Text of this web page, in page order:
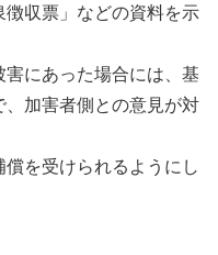
収票」などの資料を示
にあった場合には、基
加害者側との意見が対
を受けられるようにし